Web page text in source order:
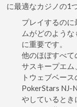
に最適なカジノの1
プレイするの
ムがどのよう
に重要です。
他のほぼすべて
サスキープエ
トウェブベー
PokerStars NJ-
やしていると